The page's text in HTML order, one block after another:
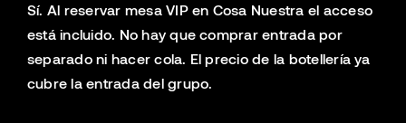
Sí. Al reservar mesa VIP en Cosa Nuestra el acceso
está incluido. No hay que comprar entrada por
separado ni hacer cola. El precio de la botellería ya
cubre la entrada del grupo.